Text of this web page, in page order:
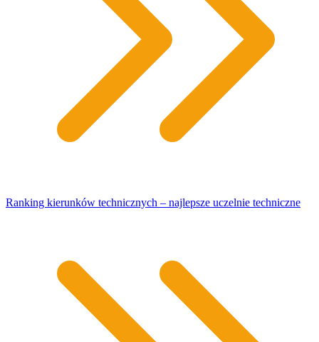
Ranking kierunków technicznych – najlepsze uczelnie techniczne